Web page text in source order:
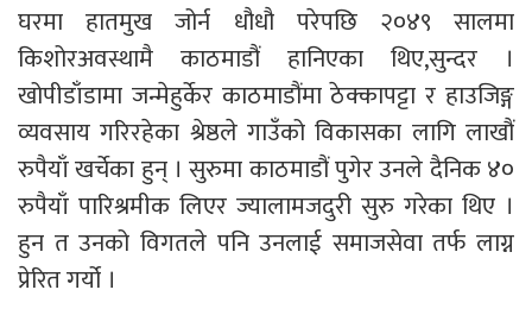
घरमा हातमुख जोर्न धौधौ परेपछि २०४९ सालमा
किशोरअवस्थामै काठमाडौं हानिएका थिए,सुन्दर ।
खोपीडाँडामा जन्मेहुर्केर काठमाडौंमा ठेक्कापट्टा र हाउजिङ्ग
व्यवसाय गरिरहेका श्रेष्ठले गाउँको विकासका लागि लाखौं
रुपैयाँ खर्चेका हुन् । सुरुमा काठमाडौं पुगेर उनले दैनिक ४०
रुपैयाँ पारिश्रमीक लिएर ज्यालामजदुरी सुरु गरेका थिए ।
हुन त उनको विगतले पनि उनलाई समाजसेवा तर्फ लाग्न
प्रेरित गर्यो ।